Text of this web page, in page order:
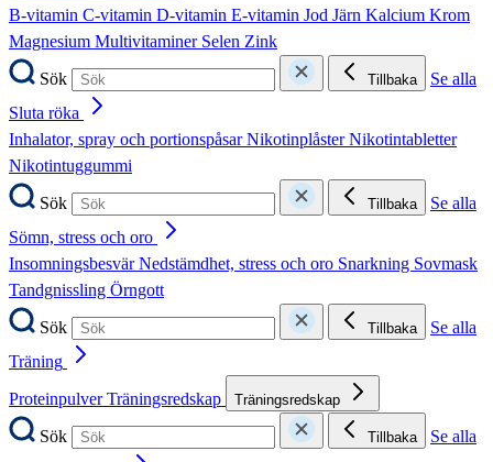
B-vitamin C-vitamin D-vitamin E-vitamin Jod Järn Kalcium Krom
Magnesium Multivitaminer Selen Zink
Sök
Tillbaka
Se alla
Sluta röka
Inhalator, spray och portionspåsarNikotinplåsterNikotintabletter
Nikotintuggummi
Sök
Tillbaka
Se alla
Sömn, stress och oro
InsomningsbesvärNedstämdhet, stress och oro Snarkning Sovmask
Tandgnissling Örngott
Sök
Tillbaka
Se alla
Träning
ProteinpulverTräningsredskap Träningsredskap
Sök Tillbaka
Se alla